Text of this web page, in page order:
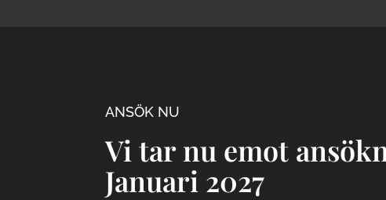
ANSÖK NU
Vi tar nu emot
Januari 2027